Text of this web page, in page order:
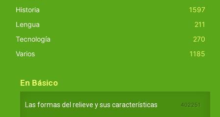
Historia
1597
Lengua
211
Tecnología
270
Varios
1185
En Básico
Las formas del relieve y sus características 402251